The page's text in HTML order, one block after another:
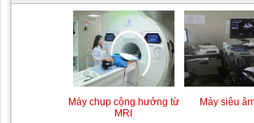
Máy chụp cộng hưởng từ
MRI
Máy siêu